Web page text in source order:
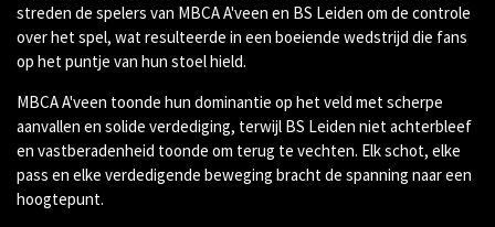
streden de spelers van MBCA A'veen en BS Leiden om de controle
over het spel, wat resulteerde in een boeiende wedstrijd die fans
op het puntje van hun stoel hield.
MBCA A'veen toonde hun dominantie op het veld met scherpe
aanvallen en solide verdediging, terwijl BS Leiden niet achterbleef
en vastberadenheid toonde om terug te vechten. Elk schot, elke
pass en elke verdedigende beweging bracht de spanning naar een
hoogtepunt.